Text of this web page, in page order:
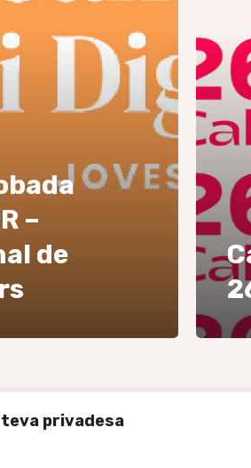
teva privadesa
–
de